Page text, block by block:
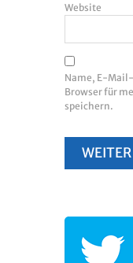
Website
Name, E-
Browser für
speichern.